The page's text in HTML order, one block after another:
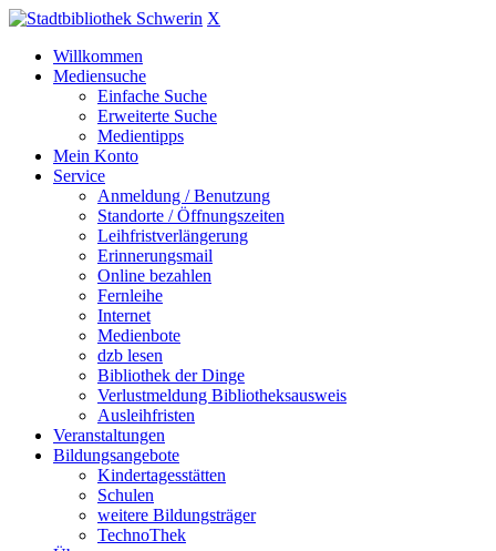
X
Willkommen
Mediensuche
Einfache Suche
Erweiterte Suche
Medientipps
Mein Konto
Service
Anmeldung / Benutzung
Standorte / Öffnungszeiten
Leihfristverlängerung
Erinnerungsmail
Online bezahlen
Fernleihe
Internet
Medienbote
dzb lesen
Bibliothek der Dinge
Verlustmeldung Bibliotheksausweis
Ausleihfristen
Veranstaltungen
Bildungsangebote
Kindertagesstätten
Schulen
weitere Bildungsträger
TechnoThek